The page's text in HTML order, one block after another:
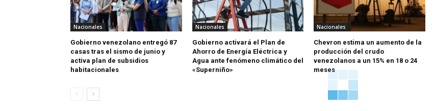
Nacionales
Gobierno venezolano entregó 87
casas tras el sismo de junio y
activa plan de subsidios
habitacionales
Nacionales
Gobierno activará el Plan de
Ahorro de Energía Eléctrica y
Agua ante fenómeno climático del
«Superniño»
Nacionales
Chevron estima un aumento de la
producción del crudo
venezolanos a un 15% en 18 o 24
meses